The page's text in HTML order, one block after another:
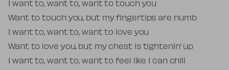
I want to, want to, want to touch you
Want to touch you, but my fingertips are numb
I want to, want to, want to love you
Want to love you, but my chest is tightenin’ up
I want to, want to, want to feel like I can chill